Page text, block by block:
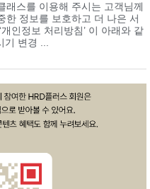
래스를 이용해 주시는 고객님께
한 정보를 보호하고 더 나은 서
인정보 처리방침’ 이 아래와 같
변경 ...